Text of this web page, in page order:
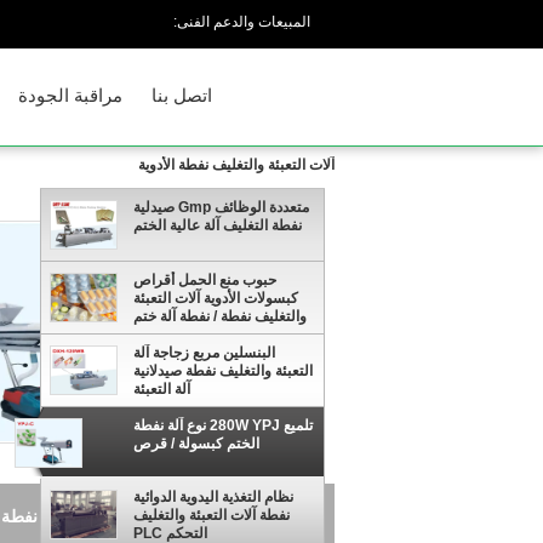
المبيعات والدعم الفنى:
مراقبة الجودة اتصل بنا
آلات التعبئة والتغليف نفطة الأدوية
تلميع 280W YPJ نوع آلة نفطة الختم كبسولة / قرص
متعددة الوظائف Gmp صيدلية
نفطة التغليف آلة عالية الختم
حبوب منع الحمل أقراص
كبسولات الأدوية آلات التعبئة
والتغليف نفطة / نفطة آلة ختم
البنسلين مربع زجاجة آلة
التعبئة والتغليف نفطة صيدلانية
آلة التعبئة
تلميع 280W YPJ نوع آلة نفطة
الختم كبسولة / قرص
نظام التغذية اليدوية الدوائية
نفطة آلات التعبئة والتغليف
التحكم PLC